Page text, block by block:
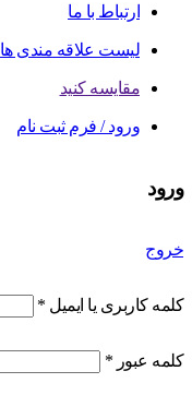
ارتباط با ما
لیست علاقه مندی ها
مقایسه کنید
ورود / فرم ثبت نام
ورود
خروج
کلمه کاربری یا ایمیل *
کلمه عبور *